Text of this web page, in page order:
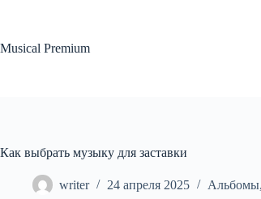
Musical Premium
Как выбрать музыку для заставки
writer 24 апреля 2025 Альбомы,